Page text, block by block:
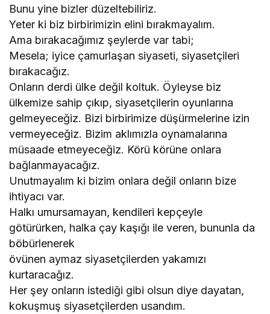
Bunu yine bizler düzeltebiliriz.
Yeter ki biz birbirimizin elini bırakmayalım.
Ama bırakacağımız şeylerde var tabi;
Mesela; iyice çamurlaşan siyaseti, siyasetçileri
bırakacağız.
Onların derdi ülke değil koltuk. Öyleyse biz
ülkemize sahip çıkıp, siyasetçilerin oyunlarına
gelmeyeceğiz. Bizi birbirimize düşürmelerine izin
vermeyeceğiz. Bizim aklımızla oynamalarına
müsaade etmeyeceğiz. Körü körüne onlara
bağlanmayacağız.
Unutmayalım ki bizim onlara değil onların bize
ihtiyacı var.
Halkı umursamayan, kendileri kepçeyle
götürürken, halka çay kaşığı ile veren, bununla da
böbürlenerek
övünen aymaz siyasetçilerden yakamızı
kurtaracağız.
Her şey onların istediği gibi olsun diye dayatan,
kokuşmuş siyasetçilerden usandım.